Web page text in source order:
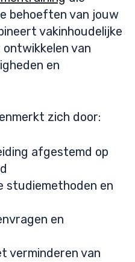
behoeften van jouw
vakinhoudelijke
van
en
zich door:
afgestemd op
studiemethoden en
en
verminderen van